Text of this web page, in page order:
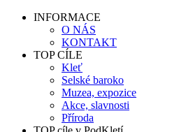
INFORMACE
O NÁS
KONTAKT
TOP CÍLE
Kleť
Selské baroko
Muzea, expozice
Akce, slavnosti
Příroda